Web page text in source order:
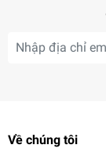
Về chúng tôi